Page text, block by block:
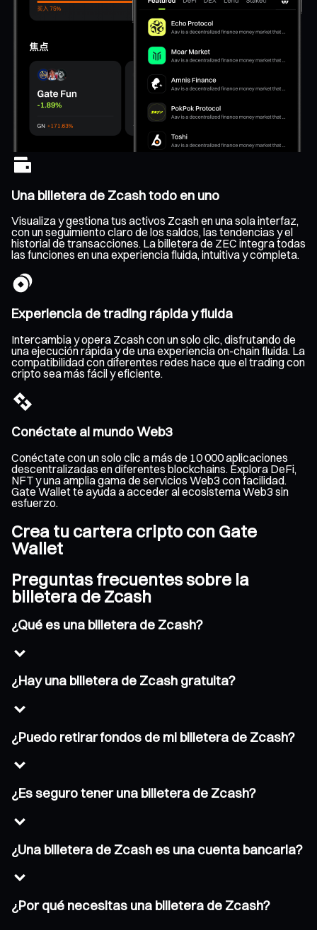
Una billetera de Zcash todo en uno
Visualiza y gestiona tus activos Zcash en una sola interfaz,
con un seguimiento claro de los saldos, las tendencias y el
historial de transacciones. La billetera de ZEC integra todas
las funciones en una experiencia fluida, intuitiva y completa.
Experiencia de trading rápida y fluida
Intercambia y opera Zcash con un solo clic, disfrutando de
una ejecución rápida y de una experiencia on-chain fluida. La
compatibilidad con diferentes redes hace que el trading con
cripto sea más fácil y eficiente.
Conéctate al mundo Web3
Conéctate con un solo clic a más de 10 000 aplicaciones
descentralizadas en diferentes blockchains. Explora DeFi,
NFT y una amplia gama de servicios Web3 con facilidad.
Gate Wallet te ayuda a acceder al ecosistema Web3 sin
esfuerzo.
Crea tu cartera cripto con Gate
Wallet
Preguntas frecuentes sobre la
billetera de Zcash
¿Qué es una billetera de Zcash?
¿Hay una billetera de Zcash gratuita?
¿Puedo retirar fondos de mi billetera de Zcash?
¿Es seguro tener una billetera de Zcash?
¿Una billetera de Zcash es una cuenta bancaria?
¿Por qué necesitas una billetera de Zcash?